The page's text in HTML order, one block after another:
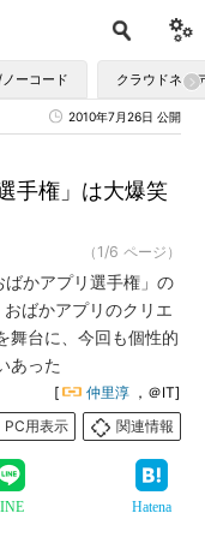
ノーコード クラウドネイ
2010年7月26日 公開
手権」は大爆笑
（1/6 ページ）
ばかアプリ選手権」の
ばかアプリのクリエ
舞台に、今回も個性的
あった
[ 仲里淳 ，＠IT]
PC用表示
関連情報
Hatena